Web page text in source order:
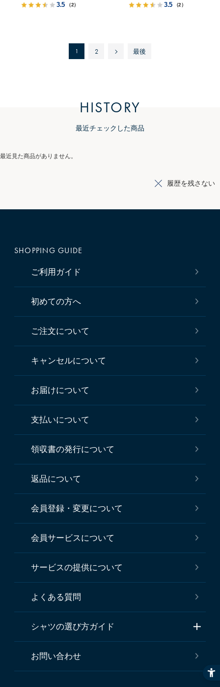
3.5 （2） 3.5 （2）
1 2 最後
HISTORY
最近チェックした商品
最近見た商品がありません。
履歴を残さない
SHOPPING GUIDE
ご利用ガイド
初めての方へ
ご注文について
キャンセルについて
お届けについて
支払いについて
領収書の発行について
返品について
会員登録・変更について
会員サービスについて
サービスの提供について
よくある質問
シャツの選び方ガイド
お問い合わせ